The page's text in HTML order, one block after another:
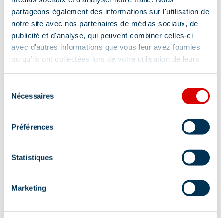
partageons également des informations sur l'utilisation de
notre site avec nos partenaires de médias sociaux, de
publicité et d'analyse, qui peuvent combiner celles-ci
avec d'autres informations que vous leur avez fournies
ou qu'ils ont collectées lors de votre utilisation de leurs
Nécessaires
Préférences
Statistiques
Marketing
Le Villaret, 73550 Méribel
18/08/2025